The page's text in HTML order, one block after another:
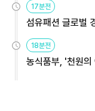
17분전
섬유패션 글로벌
원
18분전
농식품부, '천원